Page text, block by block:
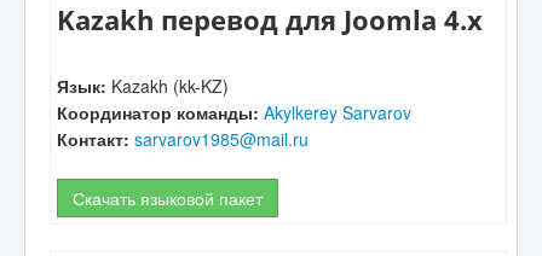
Kazakh перевод для Joomla 4.x
Язык: Kazakh (kk-KZ)
Координатор команды: Akylkerey Sarvarov
Контакт: sarvarov1985@mail.ru
Скачать языковой пакет